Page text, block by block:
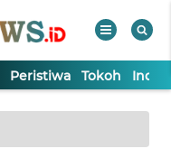
Peristiwa Tokoh